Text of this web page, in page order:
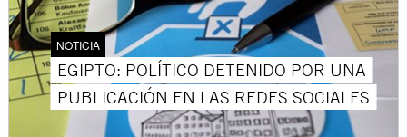
NOTICIA
EGIPTO: POLÍTICO DETENIDO POR UNA
PUBLICACIÓN EN LAS REDES SOCIALES